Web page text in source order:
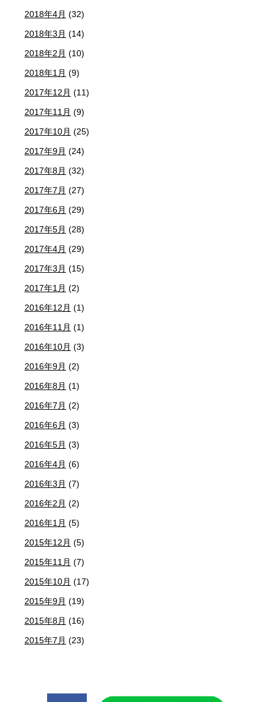
2018年4月 (32)
2018年3月 (14)
2018年2月 (10)
2018年1月 (9)
2017年12月 (11)
2017年11月 (9)
2017年10月 (25)
2017年9月 (24)
2017年8月 (32)
2017年7月 (27)
2017年6月 (29)
2017年5月 (28)
2017年4月 (29)
2017年3月 (15)
2017年1月 (2)
2016年12月 (1)
2016年11月 (1)
2016年10月 (3)
2016年9月 (2)
2016年8月 (1)
2016年7月 (2)
2016年6月 (3)
2016年5月 (3)
2016年4月 (6)
2016年3月 (7)
2016年2月 (2)
2016年1月 (5)
2015年12月 (5)
2015年11月 (7)
2015年10月 (17)
2015年9月 (19)
2015年8月 (16)
2015年7月 (23)